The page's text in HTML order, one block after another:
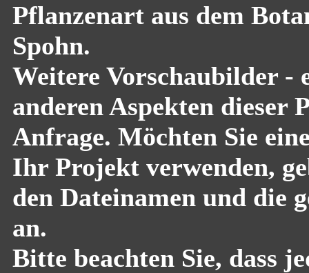
Pflanzenart aus dem
Spohn.
Weitere Vorschaubilder -
anderen Aspekten dieser
Anfrage. Möchten Sie
Ihr Projekt verwenden,
den Dateinamen und die
an.
Bitte beachten Sie, dass